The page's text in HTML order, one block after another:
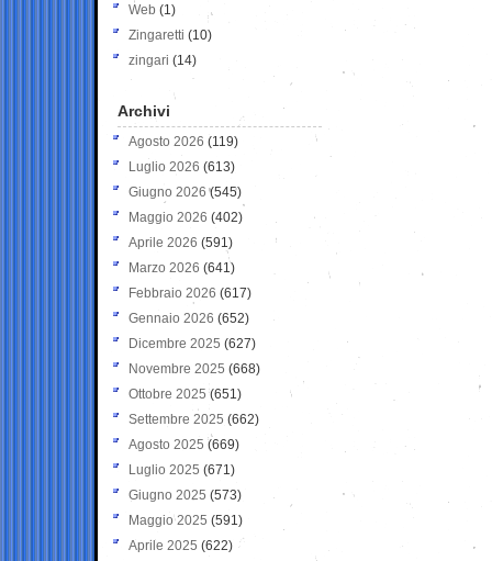
Web (1)
Zingaretti (10)
zingari (14)
Archivi
Agosto 2026 (119)
Luglio 2026 (613)
Giugno 2026 (545)
Maggio 2026 (402)
Aprile 2026 (591)
Marzo 2026 (641)
Febbraio 2026 (617)
Gennaio 2026 (652)
Dicembre 2025 (627)
Novembre 2025 (668)
Ottobre 2025 (651)
Settembre 2025 (662)
Agosto 2025 (669)
Luglio 2025 (671)
Giugno 2025 (573)
Maggio 2025 (591)
Aprile 2025 (622)